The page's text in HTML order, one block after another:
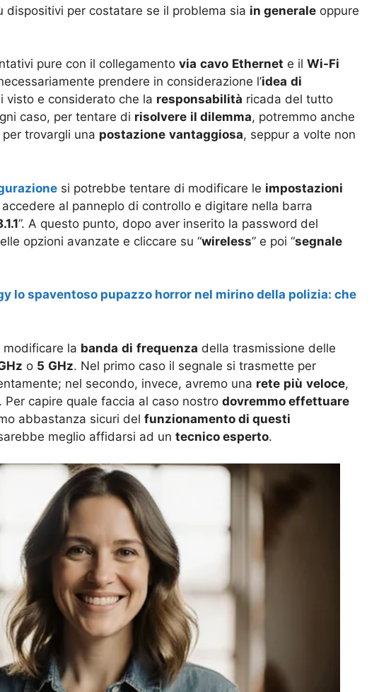
dispositivi per costatare se il problema sia in generale oppure
pure con il collegamento via cavo Ethernet e il Wi-Fi
prendere in considerazione l’idea di
visto e considerato che la responsabilità ricada del tutto
caso, per tentare di risolvere il dilemma, potremmo anche
trovargli una postazione vantaggiosa, seppur a volte non
si potrebbe tentare di modificare le impostazioni
al panneplo di controllo e digitare nella barra
”. A questo punto, dopo aver inserito la password del
opzioni avanzate e cliccare su “wireless” e poi “segnale
lo spaventoso pupazzo horror nel mirino della polizia: che
la banda di frequenza della trasmissione delle
o 5 GHz. Nel primo caso il segnale si trasmette per
nel secondo, invece, avremo una rete più veloce,
capire quale faccia al caso nostro dovremmo effettuare
abbastanza sicuri del funzionamento di questi
meglio affidarsi ad un tecnico esperto.